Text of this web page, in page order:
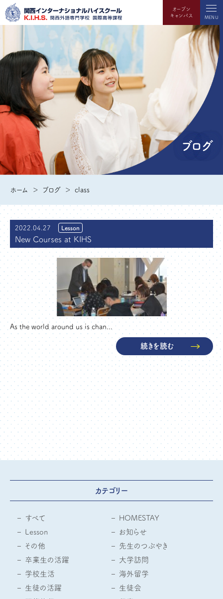
オープン
キャンパス
MENU
ブログ
ホーム ブログ class
2022.04.27 Lesson
New Courses at KIHS
As the world around us is chan...
続きを読む
カテゴリー
すべて
HOMESTAY
Lesson
お知らせ
その他
先生のつぶやき
卒業生の活躍
大学訪問
学校生活
海外留学
生徒の活躍
生徒会